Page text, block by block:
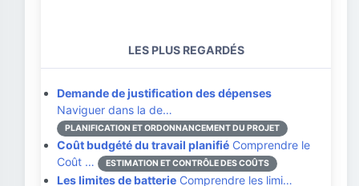
LES PLUS REGARDÉS
Demande de justification des dépenses
Naviguer dans la de…
PLANIFICATION ET ORDONNANCEMENT DU PROJET
Coût budgété du travail planifié Comprendre le
Coût …
ESTIMATION ET CONTRÔLE DES COÛTS
Les limites de batterie Comprendre les limi…